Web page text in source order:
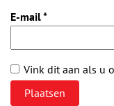
E-mail*
Vink dit aan als u